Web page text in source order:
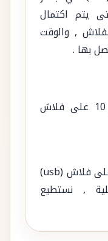
يتم اكتمال
, والوقت
بها .
– بعد دقائق نكون قد حصلنا على فلاش (usb)
ويندوز10 اصلية , نستطيع